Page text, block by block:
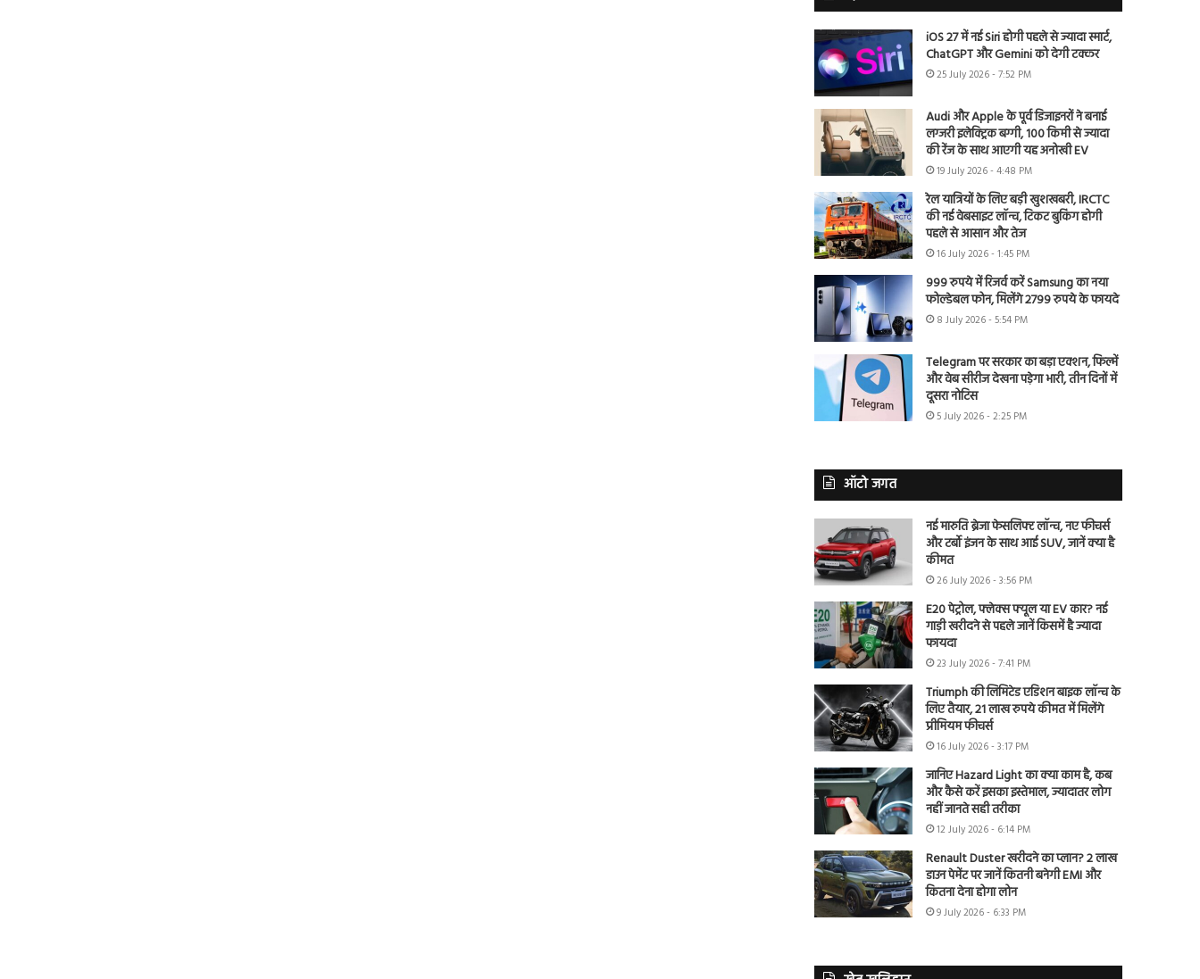
iOS 27 में नई Siri होगी पहले से ज्यादा स्मार्ट,
ChatGPT और Gemini को देगी टक्कर
25 July 2026 - 7:52 PM
Audi और Apple के पूर्व डिजाइनरों ने बनाई
लग्जरी इलेक्ट्रिक बग्गी, 100 किमी से ज्यादा
की रेंज के साथ आएगी यह अनोखी EV
19 July 2026 - 4:48 PM
रेल यात्रियों के लिए बड़ी खुशखबरी, IRCTC
की नई वेबसाइट लॉन्च, टिकट बुकिंग होगी
पहले से आसान और तेज
16 July 2026 - 1:45 PM
999 रुपये में रिजर्व करें Samsung का नया
फोल्डेबल फोन, मिलेंगे 2799 रुपये के फायदे
8 July 2026 - 5:54 PM
Telegram पर सरकार का बड़ा एक्शन, फिल्में
और वेब सीरीज देखना पड़ेगा भारी, तीन दिनों में
दूसरा नोटिस
5 July 2026 - 2:25 PM
ऑटो जगत
नई मारुति ब्रेजा फेसलिफ्ट लॉन्च, नए फीचर्स
और टर्बो इंजन के साथ आई SUV, जानें क्या है
कीमत
26 July 2026 - 3:56 PM
E20 पेट्रोल, फ्लेक्स फ्यूल या EV कार? नई
गाड़ी खरीदने से पहले जानें किसमें है ज्यादा
फायदा
23 July 2026 - 7:41 PM
Triumph की लिमिटेड एडिशन बाइक लॉन्च के
लिए तैयार, 21 लाख रुपये कीमत में मिलेंगे
प्रीमियम फीचर्स
16 July 2026 - 3:17 PM
जानिए Hazard Light का क्या काम है, कब
और कैसे करें इसका इस्तेमाल, ज्यादातर लोग
नहीं जानते सही तरीका
12 July 2026 - 6:14 PM
Renault Duster खरीदने का प्लान? 2 लाख
डाउन पेमेंट पर जानें कितनी बनेगी EMI और
कितना देना होगा लोन
9 July 2026 - 6:33 PM